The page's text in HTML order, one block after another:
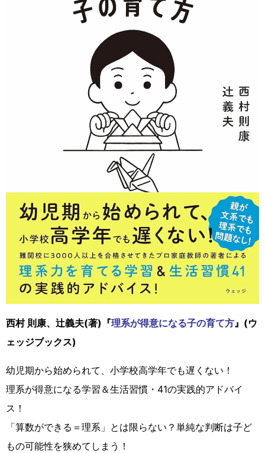
西村 則康、辻義夫(著)『理系が得意になる子の育て方』(ウ
ェッジブックス)
幼児期から始められて、小学校高学年でも遅くない！
理系が得意になる学習＆生活習慣・41の実践的アドバイ
ス！
「算数ができる＝理系」とは限らない？単純な判断は子ど
もの可能性を狭めてしまう！